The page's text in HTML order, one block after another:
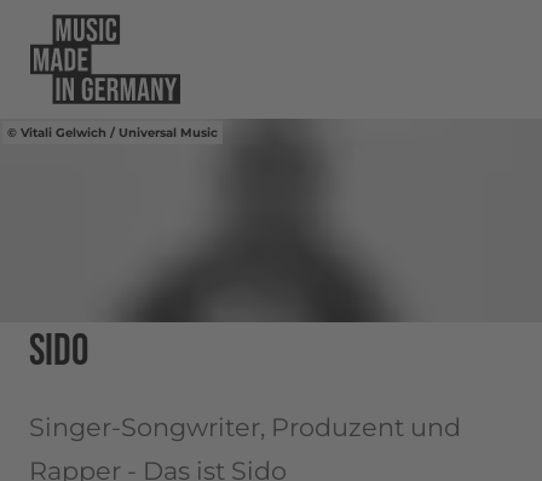
Vitali Gelwich / Universal Music
SIDO
Singer-Songwriter, Produzent und
Rapper - Das ist Sido